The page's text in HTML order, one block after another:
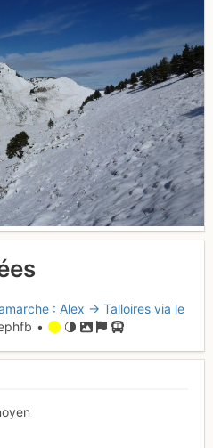
: Alex -> Talloires via le
•